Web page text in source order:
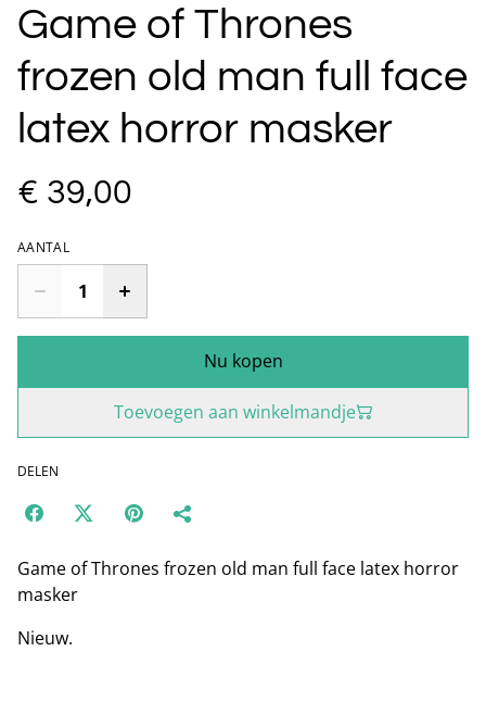
Game of Thrones
frozen old man full face
latex horror masker
€ 39,00
AANTAL
Nu kopen
Toevoegen aan winkelmandje
DELEN
Game of Thrones frozen old man full face latex horror
masker
Nieuw.